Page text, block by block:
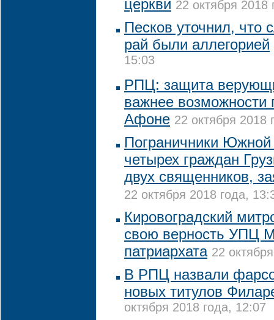
церкви 22 октября 2018
Песков уточнил, что
рай были аллегорией
15:03
РПЦ: защита
важнее возможности
Афоне 22 октября 2018
Пограничники
четырех граждан
двух священников,
22 октября 2018 года,
Кировоградский
свою верность УПЦ
патриархата 22
В РПЦ назвали
новых титулов
октября 2018 года, 12:07